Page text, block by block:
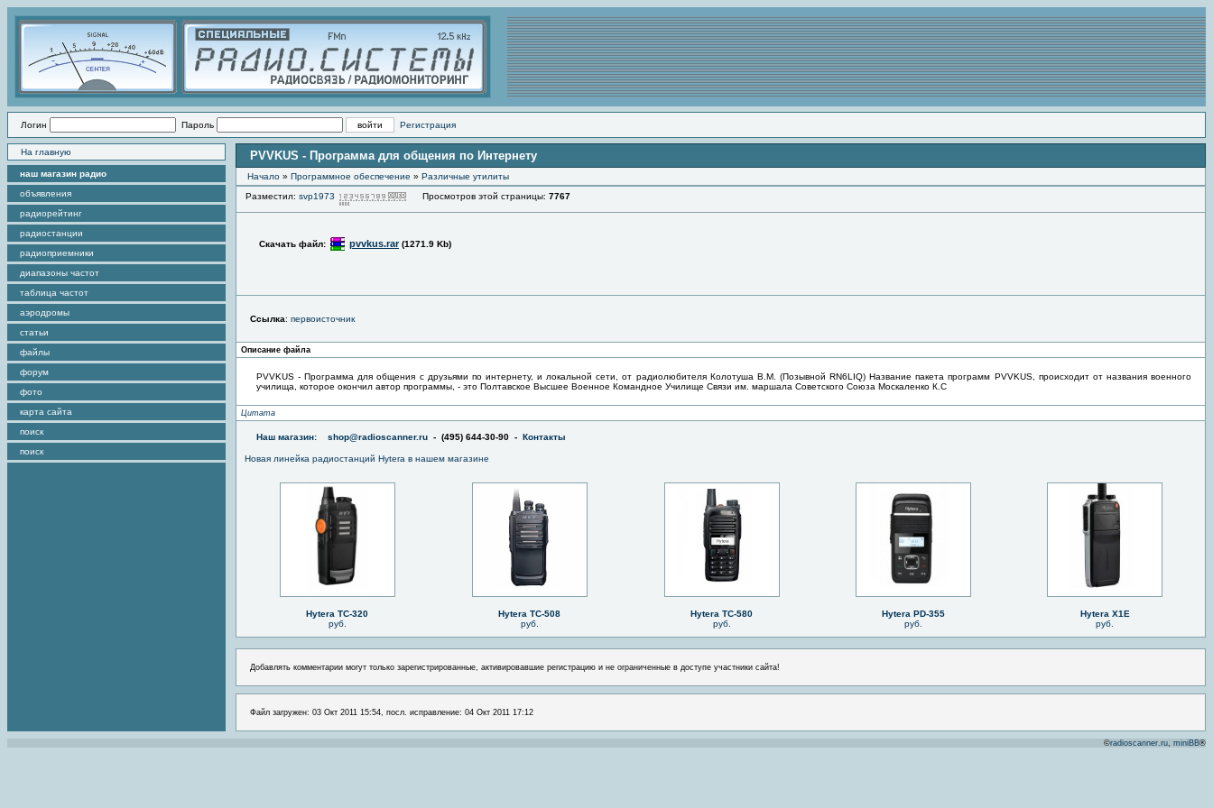
Логин Пароль Регистрация
На главную
наш магазин радио
объявления
радиорейтинг
радиостанции
радиоприемники
диапазоны частот
таблица частот
аэродромы
статьи
файлы
форум
фото
карта сайта
поиск
поиск
PVVKUS - Программа для общения по Интернету
Начало » Программное обеспечение » Различные утилиты
Разместил: svp1973 Просмотров этой страницы: 7767
Скачать файл: pvvkus.rar (1271.9 Kb)
Ссылка: первоисточник
Описание файла
PVVKUS - Программа для общения с друзьями по интернету, и локальной сети, от радиолюбителя Колотуша В.М. (Позывной RN6LIQ) Название пакета программ PVVKUS, происходит от названия военного
училища, которое окончил автор программы, - это Полтавское Высшее Военное Командное Училище Связи им. маршала Советского Союза Москаленко К.С
Цитата
Наш магазин: shop@radioscanner.ru - (495) 644-30-90 - Контакты
Новая линейка радиостанций Hytera в нашем магазине
Hytera TC-320
руб.
Hytera TC-508
руб.
Hytera TC-580
руб.
Hytera PD-355
руб.
Hytera X1E
руб.
Добавлять комментарии могут только зарегистрированные, активировавшие регистрацию и не ограниченные в доступе участники сайта!
Файл загружен: 03 Окт 2011 15:54, посл. исправление: 04 Окт 2011 17:12
©radioscanner.ru, miniBB®